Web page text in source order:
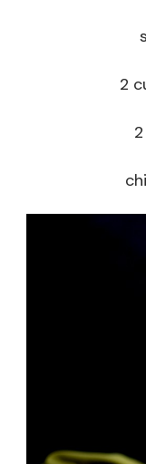
2